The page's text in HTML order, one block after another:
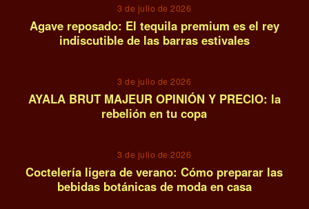
3 de julio de 2026
Agave reposado: El tequila premium es el rey
indiscutible de las barras estivales
3 de julio de 2026
AYALA BRUT MAJEUR OPINIÓN Y PRECIO: la
rebelión en tu copa
3 de julio de 2026
Coctelería ligera de verano: Cómo preparar las
bebidas botánicas de moda en casa